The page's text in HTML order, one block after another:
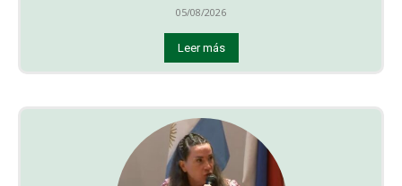
05/08/2026
Leer más